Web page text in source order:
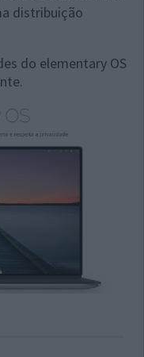
distribuição
do elementary OS